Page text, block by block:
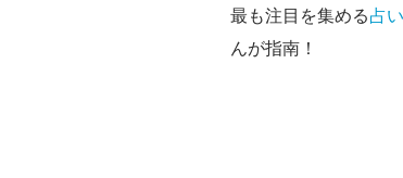
最も注目を集める占い
んが指南！